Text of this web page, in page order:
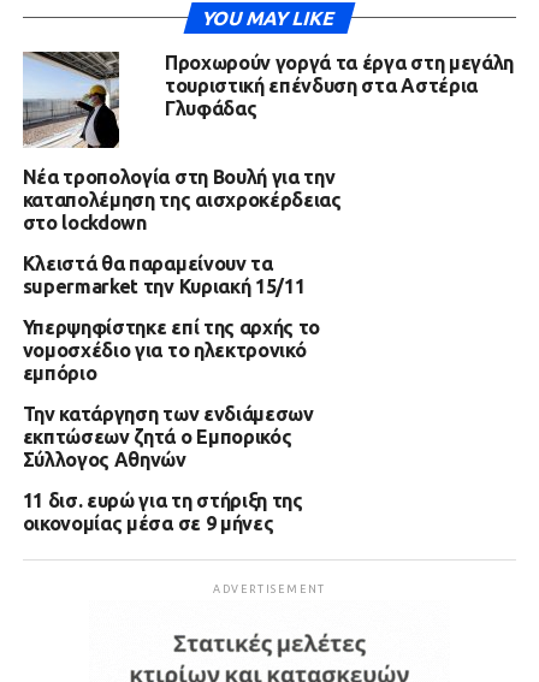
YOU MAY LIKE
Προχωρούν γοργά τα έργα στη μεγάλη
τουριστική επένδυση στα Αστέρια
Γλυφάδας
Νέα τροπολογία στη Βουλή για την
καταπολέμηση της αισχροκέρδειας
στο lockdown
Κλειστά θα παραμείνουν τα
supermarket την Κυριακή 15/11
Υπερψηφίστηκε επί της αρχής το
νομοσχέδιο για το ηλεκτρονικό
εμπόριο
Την κατάργηση των ενδιάμεσων
εκπτώσεων ζητά ο Εμπορικός
Σύλλογος Αθηνών
11 δισ. ευρώ για τη στήριξη της
οικονομίας μέσα σε 9 μήνες
ADVERTISEMENT